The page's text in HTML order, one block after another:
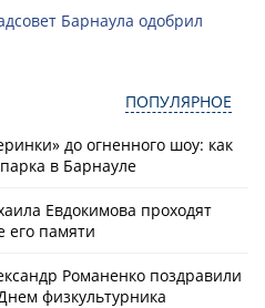
Барнаула одобрил
ПОПУЛЯРНОЕ
до огненного шоу: как
в Барнауле
Евдокимова проходят
его памяти
Романенко поздравили
физкультурника